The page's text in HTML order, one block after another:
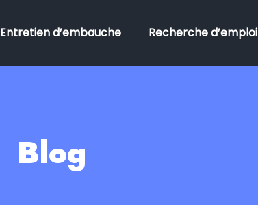
Entretien d’embauche Recherche d’emploi
Blog